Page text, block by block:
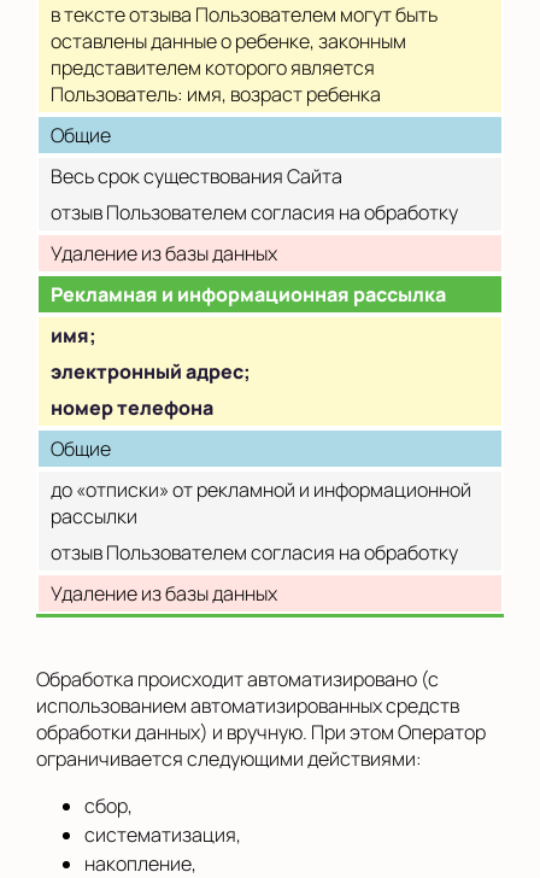
в тексте отзыва Пользователем могут быть
оставлены данные о ребенке, законным
представителем которого является
Пользователь: имя, возраст ребенка
Общие
Весь срок существования Сайта
отзыв Пользователем согласия на обработку
Удаление из базы данных
Рекламная и информационная рассылка
имя;
электронный адрес;
номер телефона
Общие
до «отписки» от рекламной и информационной
рассылки
отзыв Пользователем согласия на обработку
Удаление из базы данных
Обработка происходит автоматизировано (с
использованием автоматизированных средств
обработки данных) и вручную. При этом Оператор
ограничивается следующими действиями:
сбор,
систематизация,
накопление,